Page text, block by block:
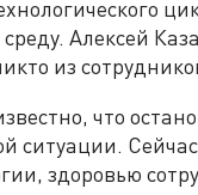
Алексей
из
что
ситуации.
здоровью